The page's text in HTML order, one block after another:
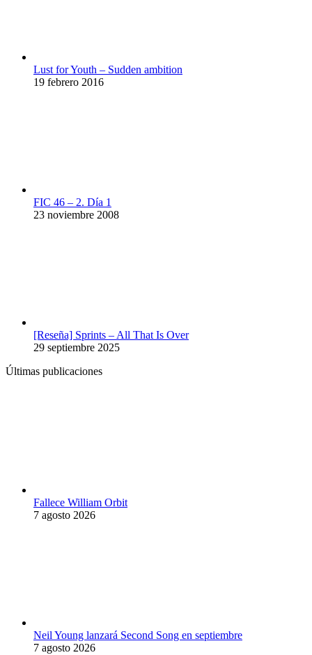
Lust for Youth – Sudden ambition
19 febrero 2016
FIC 46 – 2. Día 1
23 noviembre 2008
[Reseña] Sprints – All That Is Over
29 septiembre 2025
Últimas publicaciones
Fallece William Orbit
7 agosto 2026
Neil Young lanzará Second Song en septiembre
7 agosto 2026